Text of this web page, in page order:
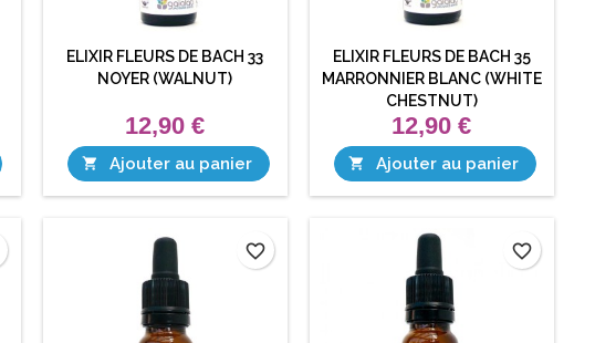
ELIXIR FLEURS DE BACH 33
NOYER (WALNUT)
12,90 €
 Ajouter au panier
ELIXIR FLEURS DE BACH 35
MARRONNIER BLANC (WHITE
CHESTNUT)
12,90 €
 Ajouter au panier
favorite_border favorite_border